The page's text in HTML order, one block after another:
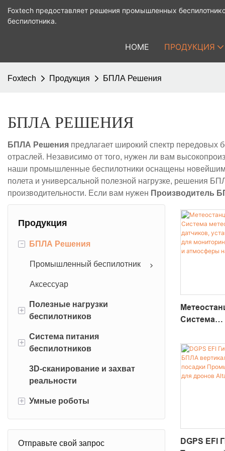
Foxtech предоставляет решения промышленных
беспилотника.
HOME ПРОДУКЦИЯ
Foxtech Продукция БПЛА Решения
БПЛА РЕШЕНИЯ
БПЛА Решения предлагает широкий спектр передовых
отраслей. Независимо от того, нужен ли вам
наши промышленные беспилотники оснащены
полета и универсальной полезной нагрузке, решения
производительности. Если вам нужен Производитель
Продукция
-
БПЛА Решения
Промышленный беспилотник
Аксессуар
+
Полезные нагрузки
беспилотников
DJI полезные нагрузки
беспилотников
Пробоотборник водой
беспилотника
+
Система питания
беспилотников
БПЛА БАДЕРИИ
беспилотников
3D-сканирование и захват
реальности
+ Умные роботы
Промышленные роботы
Транспортные роботы
Отправьте свой запрос
Система
Датчиков,
На Дроне,
DGPS EFI